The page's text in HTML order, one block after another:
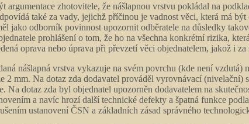
argumentace zhotovitele, že nášlapnou vrstvu pokládal na
také za vady, jejichž příčinou je vadnost věci, která má
jako odborník povinnost upozornit odběratele na důsledky
prohlášení o tom, že ho na všechna konkrétní rizika,
oprava nebo úprava při převzetí věci objednatelem, jakož i
nášlapná vrstva vykazuje na svém povrchu (kde není
2 mm. Na dotaz zda dodavatel prováděl vyrovnávací
Na dotaz zda byl objednatel upozorněn dodavatelem na
a navíc hrozí další technické defekty a špatná funkce
ustanovení ČSN a základních zásad správného